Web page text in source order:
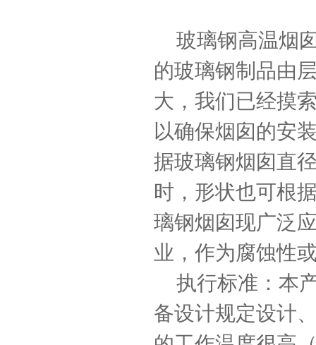
玻璃钢高温烟
的玻璃钢制品由
大，我们已经摸
以确保烟囱的安
据玻璃钢烟囱直
时，形状也可根
璃钢烟囱现广泛
业，作为腐蚀性
执行标准：本
备设计规定设计